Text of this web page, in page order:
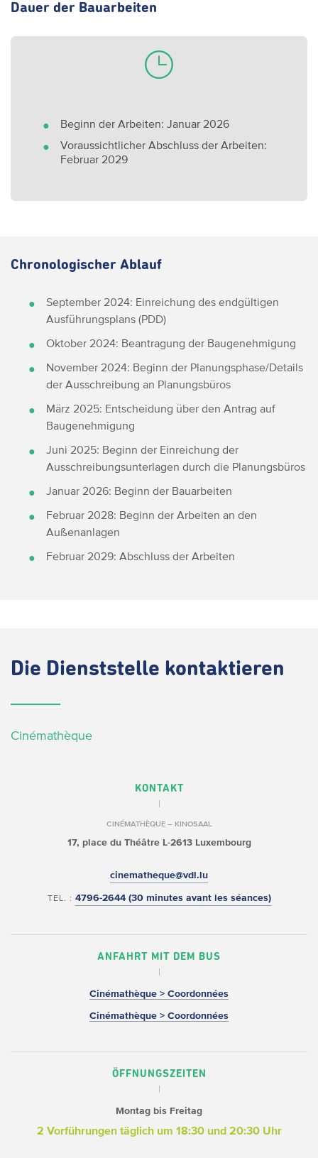
Dauer der Bauarbeiten
Beginn der Arbeiten: Januar 2026
Voraussichtlicher Abschluss der Arbeiten:
Februar 2029
Chronologischer Ablauf
September 2024: Einreichung des endgültigen
Ausführungsplans (PDD)
Oktober 2024: Beantragung der Baugenehmigung
November 2024: Beginn der Planungsphase/Details
der Ausschreibung an Planungsbüros
März 2025: Entscheidung über den Antrag auf
Baugenehmigung
Juni 2025: Beginn der Einreichung der
Ausschreibungsunterlagen durch die Planungsbüros
Januar 2026: Beginn der Bauarbeiten
Februar 2028: Beginn der Arbeiten an den
Außenanlagen
Februar 2029: Abschluss der Arbeiten
Die Dienststelle kontaktieren
Cinémathèque
KONTAKT
CINÉMATHÈQUE – KINOSAAL
17, place du ThéâtreL-2613 Luxembourg
cinematheque@vdl.lu
TEL. : 4796-2644 (30 minutes avant les séances)
ANFAHRT MIT DEM BUS
Cinémathèque > Coordonnées
Cinémathèque > Coordonnées
ÖFFNUNGSZEITEN
Montag bis Freitag
2 Vorführungen täglich um 18:30 und 20:30 Uhr